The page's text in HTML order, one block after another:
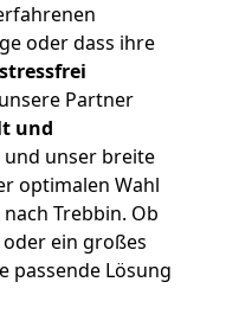
oder dass ihre
Partner
und
und unser breite
optimalen Wahl
Trebbin. Ob
ein großes
passende Lösung